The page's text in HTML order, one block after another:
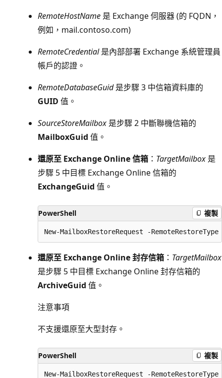
RemoteHostName 是 Exchange 伺服器 (的 FQDN，
例如，mail.contoso.com)
RemoteCredential是內部部署 Exchange 系統管理員
帳戶的認證。
RemoteDatabaseGuid是步驟 3 中信箱資料庫的
GUID 值。
SourceStoreMailbox 是步驟 2 中斷聯機信箱的
MailboxGuid 值。
還原至 Exchange Online 信箱 ： TargetMailbox 是
步驟 5 中目標 Exchange Online 信箱的
ExchangeGuid 值。
PowerShell 複製
還原至 Exchange Online 封存信箱 ： TargetMailbox
是步驟 5 中目標 Exchange Online 封存信箱的
ArchiveGuid 值。
注意事項
不支援還原至大型封存。
PowerShell 複製